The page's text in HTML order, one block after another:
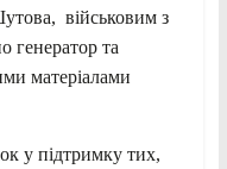
військовим з
генератор та
матеріалами
у підтримку тих,